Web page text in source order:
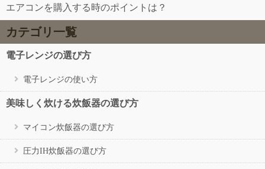
エアコンを購入する時のポイントは？
カテゴリ一覧
電子レンジの選び方
電子レンジの使い方
美味しく炊ける炊飯器の選び方
マイコン炊飯器の選び方
圧力IH炊飯器の選び方